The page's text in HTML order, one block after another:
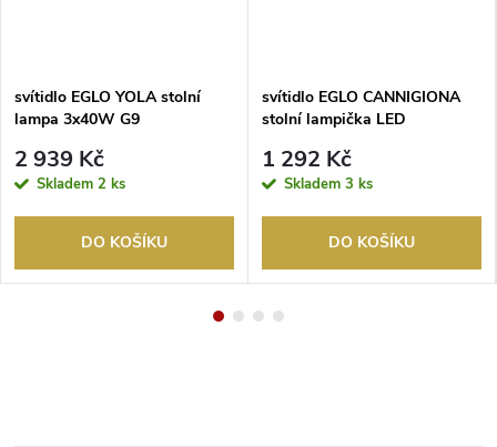
svítidlo EGLO YOLA stolní
lampa 3x40W G9
2 939 Kč
Skladem 2 ks
DO KOŠÍKU
svítidlo EGLO CANNIGIONA
stolní lampička LED
1 292 Kč
Skladem 3 ks
DO KOŠÍKU